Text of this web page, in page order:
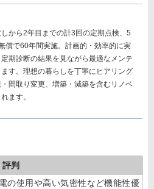
から2年目までの計3回の定期点検、 5
償で60年間実施。計画的・効率的に実
期診断の結果を見ながら最適なメンテ
す。理想の暮らしを丁寧にヒアリング
間取り変更、増築・減築を含むリノベ
ます。
判
の使用や高い気密性など機能性優